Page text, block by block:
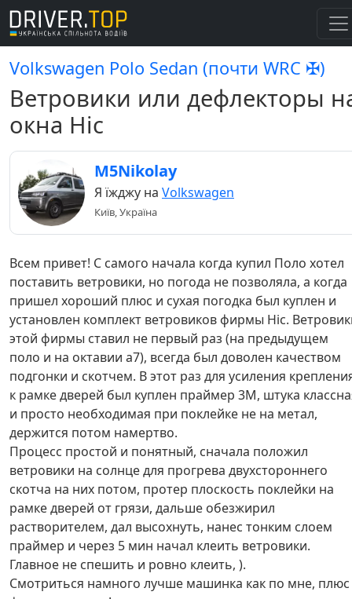
Volkswagen Polo Sedan (почти WRC ✠)
Ветровики или дефлекторы
окна Hic
M5Nikolay
Я їжджу на Volkswagen
Київ, Україна
Всем привет! С самого начала когда купил Поло хотел
поставить ветровики, но погода не позволяла, а когда
пришел хороший плюс и сухая погодка был куплен и
установлен комплект ветровиков фирмы Hic.
этой фирмы ставил не первый раз (на предыдущем
поло и на октавии а7), всегда был доволен качеством
подгонки и скотчем. В этот раз для усиления
к рамке дверей был куплен праймер 3М, штука
и просто необходимая при поклейке не на метал,
держится потом намертво.
Процесс простой и понятный, сначала положил
ветровики на солнце для прогрева двухстороннего
скотча на них потом, протер плоскость поклейки на
рамке дверей от грязи, дальше обезжирил
растворителем, дал высохнуть, нанес тонким слоем
праймер и через 5 мин начал клеить ветровики.
Главное не спешить и ровно клеить, ).
Смотриться намного лучше машинка как по мне, плюс